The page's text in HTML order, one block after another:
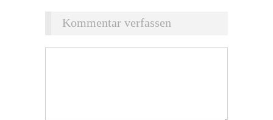
Kommentar verfassen